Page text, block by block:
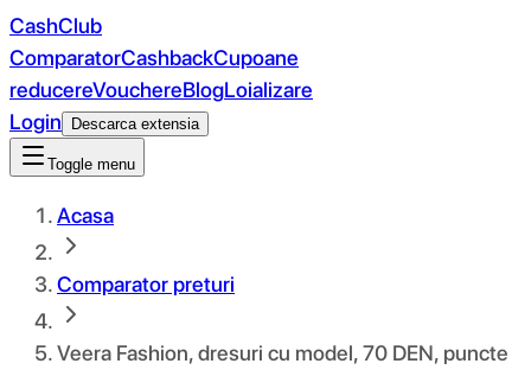
CashClub
ComparatorCashbackCupoane
reducereVouchereBlogLoializare
Login
Descarca extensia
Toggle menu
Acasa
Comparator preturi
Veera Fashion, dresuri cu model, 70 DEN, puncte